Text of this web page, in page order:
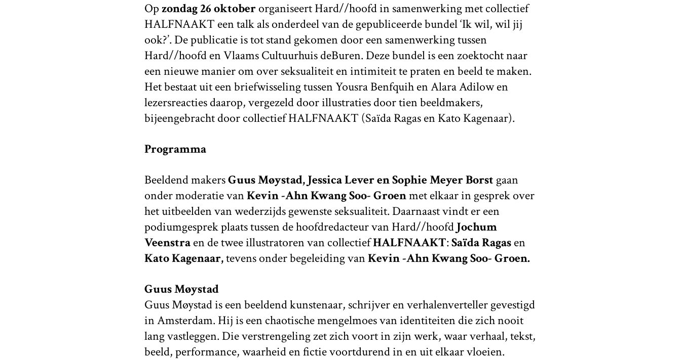
Opzondag 26 oktoberorganiseert Hard//hoofd in samenwerking met collectief
HALFNAAKT een talk als onderdeel van de gepubliceerde bundel ‘Ik wil, wil jij
ook?’. De publicatie is tot stand gekomen door een samenwerking tussen
Hard//hoofd en Vlaams Cultuurhuis deBuren. Deze bundel is een zoektocht naar
een nieuwe manier om over seksualiteit en intimiteit te praten en beeld te maken.
Het bestaat uit een briefwisseling tussen Yousra Benfquih en Alara Adilow en
lezersreacties daarop, vergezeld door illustraties door tien beeldmakers,
bijeengebracht door collectief HALFNAAKT (Saïda Ragas en Kato Kagenaar).
Programma
Beeldend makersGuus Møystad, Jessica Lever en Sophie Meyer Borst gaan
onder moderatie vanKevin -Ahn Kwang Soo- Groenmet elkaar in gesprek over
het uitbeelden van wederzijds gewenste seksualiteit. Daarnaast vindt er een
podiumgesprek plaats tussen de hoofdredacteur van Hard//hoofdJochum
Veenstraen de twee illustratoren van collectiefHALFNAAKT:Saïda Ragasen
Kato Kagenaar,tevens onder begeleiding vanKevin -Ahn Kwang Soo- Groen.
Guus Møystad
Guus Møystad is een beeldend kunstenaar, schrijver en verhalenverteller gevestigd
in Amsterdam. Hij is een chaotische mengelmoes van identiteiten die zich nooit
lang vastleggen. Die verstrengeling zet zich voort in zijn werk, waar verhaal, tekst,
beeld, performance, waarheid en fictie voortdurend in en uit elkaar vloeien.